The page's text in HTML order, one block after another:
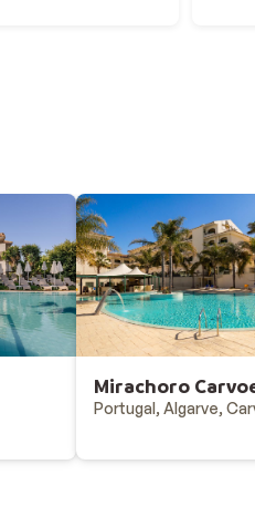
Mirachoro
Portugal, Algarve,